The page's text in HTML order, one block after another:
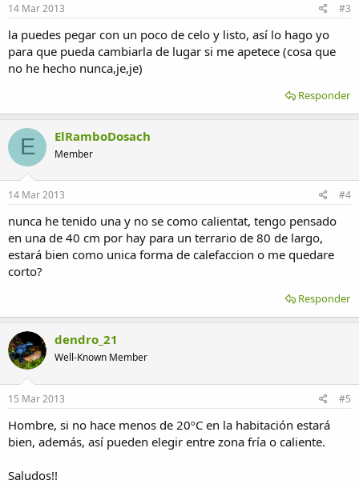
14 Mar 2013 #3
la puedes pegar con un poco de celo y listo, así lo hago yo
para que pueda cambiarla de lugar si me apetece (cosa que
no he hecho nunca,je,je)
Responder
E ElRamboDosach
Member
14 Mar 2013 #4
nunca he tenido una y no se como calientat, tengo pensado
en una de 40 cm por hay para un terrario de 80 de largo,
estará bien como unica forma de calefaccion o me quedare
corto?
Responder
dendro_21
Well-Known Member
15 Mar 2013 #5
Hombre, si no hace menos de 20ºC en la habitación estará
bien, además, así pueden elegir entre zona fría o caliente.
Saludos!!